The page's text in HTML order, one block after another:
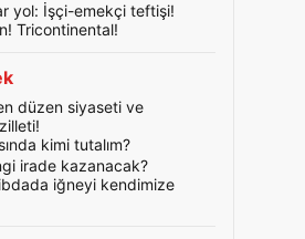
yol: İşçi-emekçi teftişi!
Tricontinental!
düzen siyaseti ve
kimi tutalım?
irade kazanacak?
iğneyi kendimize